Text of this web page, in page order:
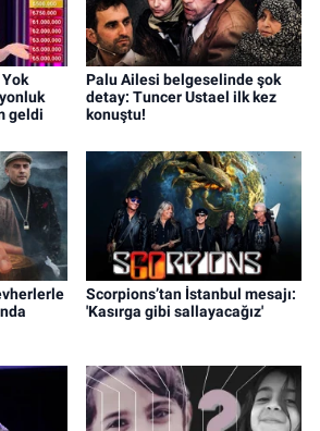
Yok
geldi
Palu Ailesi belgeselinde şok
detay: Tuncer Ustael ilk kez
konuştu!
Scorpions’tan İstanbul mesajı:
'Kasırga gibi sallayacağız'